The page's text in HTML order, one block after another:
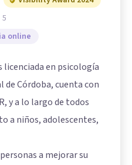
5
online
licenciada en psicología
de Córdoba, cuenta con
y a lo largo de todos
a niños, adolescentes,
a mejorar su